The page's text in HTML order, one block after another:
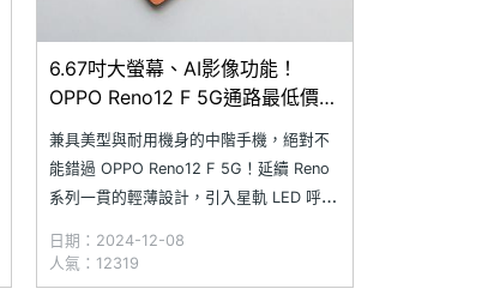
6.67吋大螢幕、AI影像功能！
OPPO Reno12 F 5G通路最低價格
兼具美型與耐用機身的中階手機，絕對不
能錯過 OPPO Reno12 F 5G！延續 Reno
系列一貫的輕薄設計，引入星軌 LED 呼吸
合金骨架邊框，提升機身耐用性並具備
IP64 防塵防水，其他還有搭載 AI 橡皮擦
日期：2024-12-08
人氣：12319